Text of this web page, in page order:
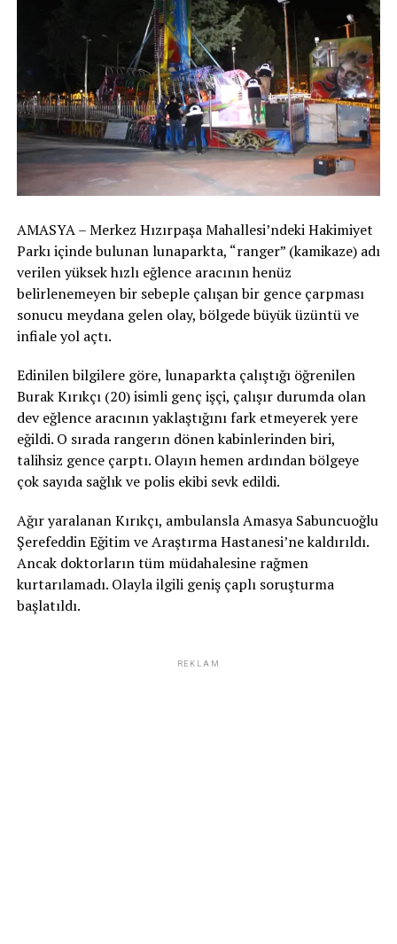
AMASYA – Merkez Hızırpaşa Mahallesi’ndeki Hakimiyet
Parkı içinde bulunan lunaparkta, “ranger” (kamikaze) adı
verilen yüksek hızlı eğlence aracının henüz
belirlenemeyen bir sebeple çalışan bir gence çarpması
sonucu meydana gelen olay, bölgede büyük üzüntü ve
infiale yol açtı.
Edinilen bilgilere göre, lunaparkta çalıştığı öğrenilen
Burak Kırıkçı (20) isimli genç işçi, çalışır durumda olan
dev eğlence aracının yaklaştığını fark etmeyerek yere
eğildi. O sırada rangerın dönen kabinlerinden biri,
talihsiz gence çarptı. Olayın hemen ardından bölgeye
çok sayıda sağlık ve polis ekibi sevk edildi.
Ağır yaralanan Kırıkçı, ambulansla Amasya Sabuncuoğlu
Şerefeddin Eğitim ve Araştırma Hastanesi’ne kaldırıldı.
Ancak doktorların tüm müdahalesine rağmen
kurtarılamadı. Olayla ilgili geniş çaplı soruşturma
başlatıldı.
REKLAM